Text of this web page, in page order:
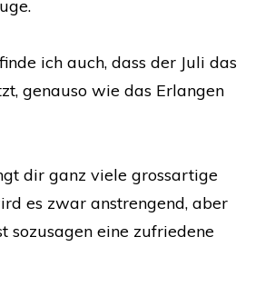
ich auch, dass der Juli das
genauso wie das Erlangen
dir ganz viele grossartige
es zwar anstrengend, aber
sozusagen eine zufriedene